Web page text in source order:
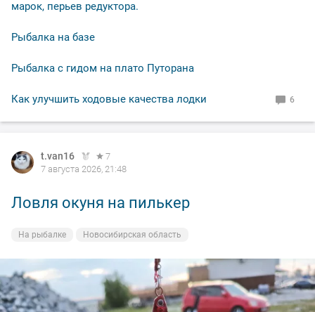
марок, перьев редуктора.
Рыбалка на базе
Рыбалка с гидом на плато Путорана
Как улучшить ходовые качества лодки 6
t.van16
7
7 августа 2026, 21:48
Ловля окуня на пилькер
На рыбалке Новосибирская область